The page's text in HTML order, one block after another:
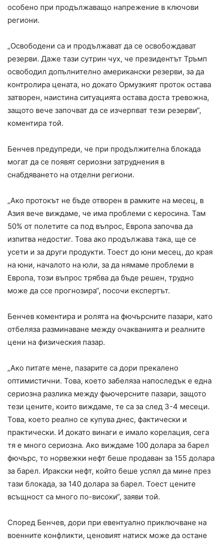
особено при продължаващо напрежение в ключови
региони.
„Освободени са и продължават да се освобождават
резерви. Даже тази сутрин чух, че президентът Тръмп
освободил допълнително американски резерви, за да
контролира цената, но докато Ормузкият проток остава
затворен, наистина ситуацията остава доста тревожна,
защото вече започват да се изчерпват тези резерви“,
коментира той.
Бенчев предупреди, че при продължителна блокада
могат да се появят сериозни затруднения в
снабдяването на отделни региони.
„Ако протокът не бъде отворен в рамките на месец, в
Азия вече виждаме, че има проблеми с керосина. Там
50% от полетите са под въпрос, Европа започва да
изпитва недостиг. Това ако продължава така, ще се
усети и за други продукти. Тоест до юни месец, до края
на юни, началото на юли, за да нямаме проблеми в
Европа, този въпрос трябва да бъде решен, трудно
може да ссе прогнозира“, посочи експертът.
Бенчев коментира и ролята на фючърсните пазари, като
отбеляза разминаване между очакванията и реалните
цени на физическия пазар.
„Ако питате мене, пазарите са дори прекалено
оптимистични. Това, което забеляза напоследък е една
сериозна разлика между фьючерсните пазари, защото
тези цените, които виждаме, те са за след 3-4 месеци.
Това, което реално се купува днес, фактически и
практически. И докато винаги е имало корелация, сега
тя е много сериозна. Ако виждаме 100 долара за барел
фючърс, то норвежки нефт беше продаван за 155 долара
за барел. Иракски нефт, който беше успял да мине през
тази блокада, за 140 долара за барел. Тоест цените
всъщност са много по-високи“, заяви той.
Според Бенчев, дори при евентуално приключване на
военните конфликти, ценовият натиск може да остане